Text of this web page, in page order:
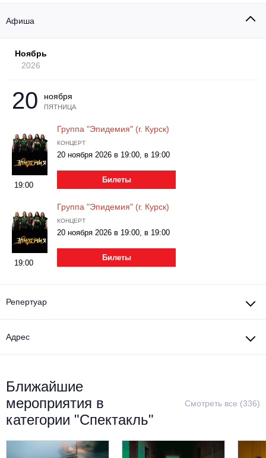
Классическая музыка
Круиз Фест
Open-air на ВДНХ
Джаз и блюз
Этно, фолк, кантри
Рок
Шансон, романс, авторская песня
Мюзикл, оперетта
Балет
Драма
Музыкальный спектакль
Спектакль
Иммерсивный спектакль
Детский спектакль
Детское шоу
Все события
Все события
Афиша
Ноябрь
2026
20 ПЯТНИЦА
ноября
19:00
Группа "Эпидемия" (г. Курск)
КОНЦЕРТ
20 ноября 2026 в 19:00, в 19:00
Билеты
19:00
Группа "Эпидемия" (г. Курск)
КОНЦЕРТ
20 ноября 2026 в 19:00, в 19:00
Билеты
Репертуар
Адрес
Ближайшие
мероприятия в
категории "Спектакль"
Смотреть все (336)